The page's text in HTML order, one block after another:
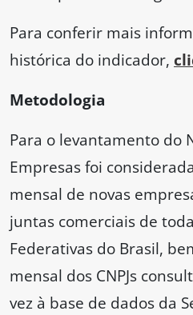
Para conferir mais
histórica do indicador,
Metodologia
Para o levantamento do
Empresas foi
mensal de novas
juntas comerciais de
Federativas do Brasil,
mensal dos CNPJs
vez à base de dados da